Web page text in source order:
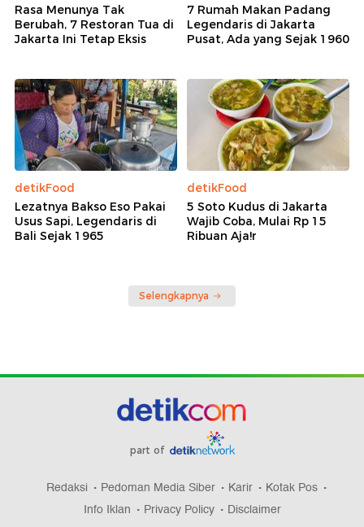
Rasa Menunya Tak
Berubah, 7 Restoran Tua di
Jakarta Ini Tetap Eksis
7 Rumah Makan Padang
Legendaris di Jakarta
Pusat, Ada yang Sejak 1960
detikFood
Lezatnya Bakso Eso Pakai
Usus Sapi, Legendaris di
Bali Sejak 1965
detikFood
5 Soto Kudus di Jakarta
Wajib Coba, Mulai Rp 15
Ribuan Aja!r
Selengkapnya
part of
Redaksi Pedoman Media Siber Karir
Kotak Pos
Info Iklan
Privacy Policy Disclaimer